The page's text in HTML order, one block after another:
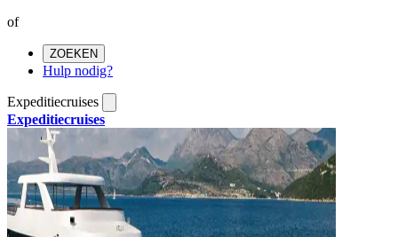
of
ZOEKEN
Hulp nodig?
Expeditiecruises
Expeditiecruises